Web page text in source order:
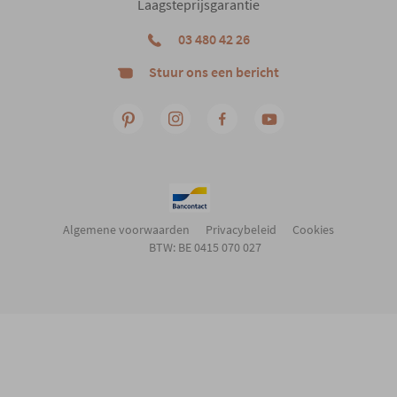
Laagsteprijsgarantie
03 480 42 26
Stuur ons een bericht
Algemene voorwaarden Privacybeleid
Cookies
BTW: BE 0415 070 027